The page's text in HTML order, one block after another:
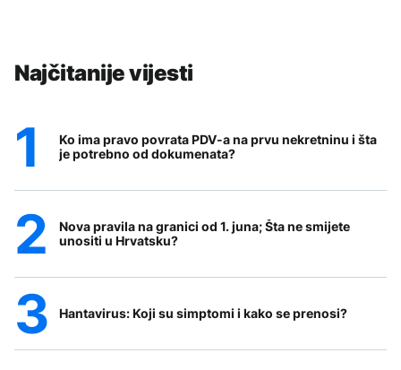
Najčitanije vijesti
Ko ima pravo povrata PDV-a na prvu nekretninu i šta
je potrebno od dokumenata?
Nova pravila na granici od 1. juna; Šta ne smijete
unositi u Hrvatsku?
Hantavirus: Koji su simptomi i kako se prenosi?